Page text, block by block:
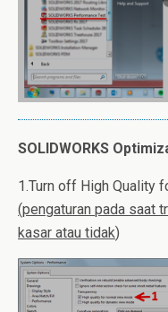
SOLIDWORKS
1.Turn off High Quality
(pengaturan pada saat
kasar atau tidak)